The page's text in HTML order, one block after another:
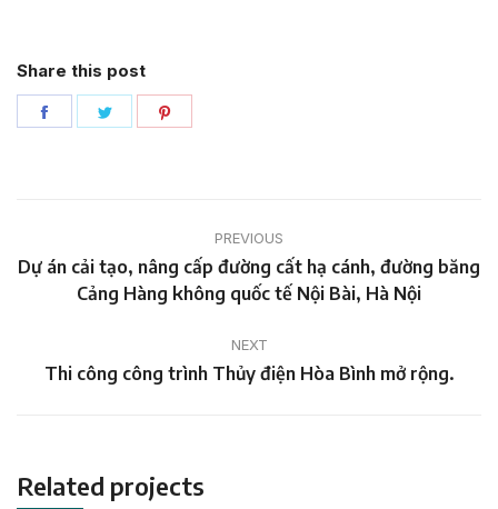
Share this post
Share
Share
navigation
PREVIOUS
Previous
project:
Dự án cải tạo, nâng cấp đường cất hạ cánh, đường băng
Cảng Hàng không quốc tế Nội Bài, Hà Nội
NEXT
Next
Thi công công trình Thủy điện Hòa Bình mở rộng.
Related projects